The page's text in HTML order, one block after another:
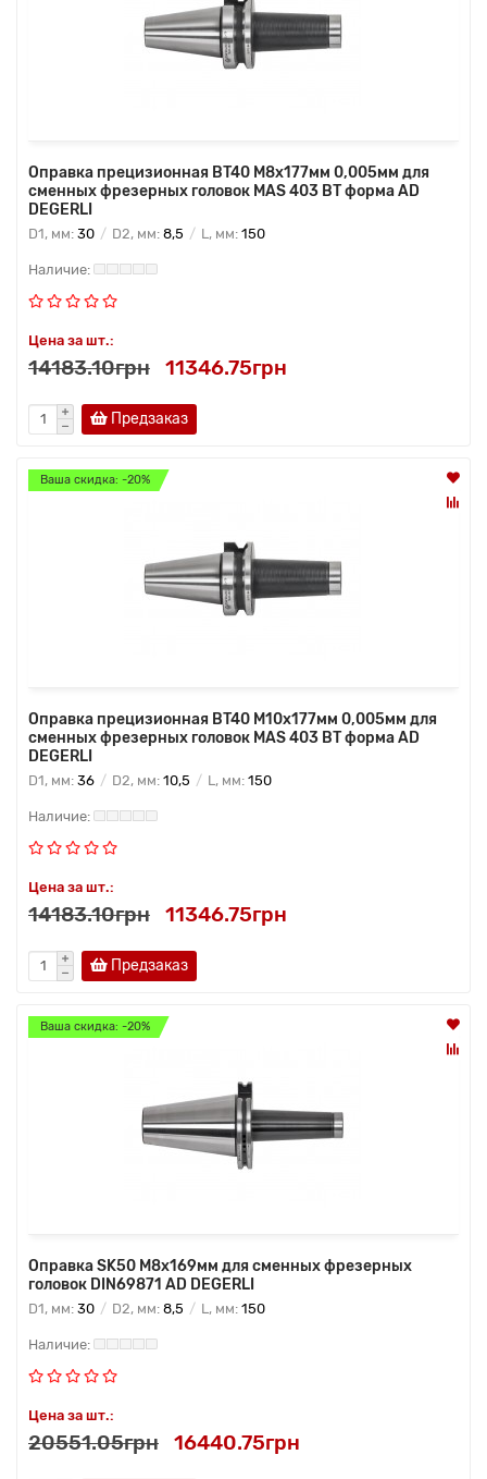
Оправка прецизионная BT40 M8x177мм 0,005мм для
сменных фрезерных головок MAS 403 BT форма AD
DEGERLI
D1, мм: 30 D2, мм: 8,5 L, мм: 150
Цена за шт.:
14183.10грн 11346.75грн
Предзаказ
Ваша скидка: -20%
Оправка прецизионная BT40 M10x177мм 0,005мм для
сменных фрезерных головок MAS 403 BT форма AD
DEGERLI
D1, мм: 36 D2, мм: 10,5 L, мм: 150
Цена за шт.:
14183.10грн 11346.75грн
Предзаказ
Ваша скидка: -20%
Оправка SK50 M8x169мм для сменных фрезерных
головок DIN69871 AD DEGERLI
D1, мм: 30 D2, мм: 8,5 L, мм: 150
Цена за шт.:
20551.05грн 16440.75грн